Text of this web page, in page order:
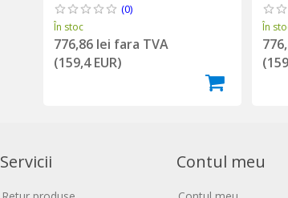
(0)
În stoc
776,86 lei fara TVA
(159,4 EUR)
În
Servicii Contul meu